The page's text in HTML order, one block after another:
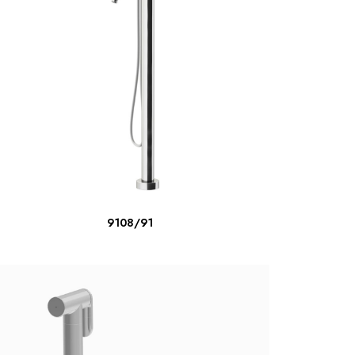
ΔΙΑΒΆΣΤΕ ΠΕΡΙΣΣΌΤΕΡΑ
9108/91